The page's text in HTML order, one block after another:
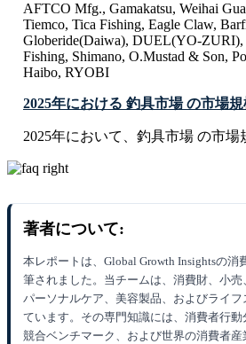
AFTCO Mfg., Gamakatsu, Weihai
Tiemco, Tica Fishing, Eagle Claw,
Globeride(Daiwa), DUEL(YO-ZURI),
Fishing, Shimano, O.Mustad & Son,
Haibo, RYOBI
2025年における 釣具市場 の市場
2025年において、釣具市場 の市
著者について:
本レポートは、Global Growth Insightsの消
筆されました。当チームは、消費財、小売
パーソナルケア、美容製品、およびライ
ています。その専門知識には、消費者行動
競合ベンチマーク、および世界の消費者産